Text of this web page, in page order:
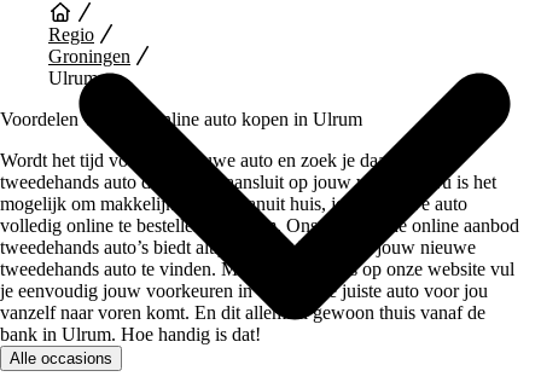
Regio
Groningen
Ulrum
Voordelen van een Online auto kopen in Ulrum
Wordt het tijd voor een nieuwe auto en zoek je daarvoor een
tweedehands auto die perfect aansluit op jouw wensen? Nu is het
mogelijk om makkelijk en snel vanuit huis, jouw nieuwe auto
volledig online te bestellen in Ulrum. Ons uitgebreide online aanbod
tweedehands auto’s biedt altijd genoeg keuze om jouw nieuwe
tweedehands auto te vinden. Met de zoekfilters op onze website vul
je eenvoudig jouw voorkeuren in waarbij de juiste auto voor jou
vanzelf naar voren komt. En dit allemaal gewoon thuis vanaf de
bank in Ulrum. Hoe handig is dat!
Alle occasions